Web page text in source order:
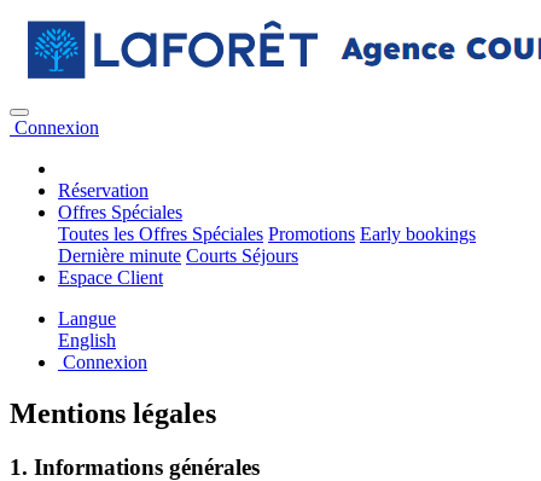
Connexion
Réservation
Offres Spéciales
Toutes les Offres Spéciales Promotions Early bookings
Dernière minute Courts Séjours
Espace Client
Langue
English
Connexion
Mentions légales
1. Informations générales